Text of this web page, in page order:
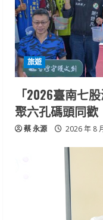
旅遊
「2026臺南七
聚六孔碼頭同歡
蔡 永源 2026 年 8